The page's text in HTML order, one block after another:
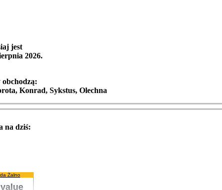
jest
2026.
Konrad, Sykstus, Olechna
na dziś:
Żalno